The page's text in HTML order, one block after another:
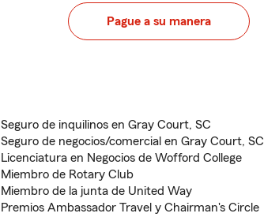
Pague a su manera
Seguro de inquilinos en Gray Court, SC
Seguro de negocios/comercial en Gray Court, SC
Licenciatura en Negocios de Wofford College
Miembro de Rotary Club
Miembro de la junta de United Way
Premios Ambassador Travel y Chairman's Circle